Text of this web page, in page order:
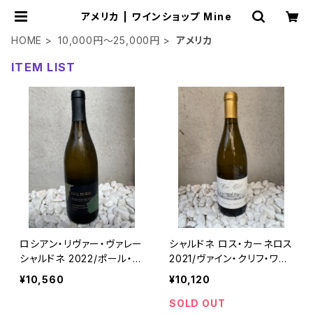
アメリカ | ワインショップ Mine
HOME
10,000円～25,000円 アメリカ
ITEM LIST
ロシアン・リヴァー・ヴァレー
シャルドネ 2022/ポール・ホ
ブス・ワイナリー
¥10,560
シャルドネ ロス・カーネロス
2021/ヴァイン・クリフ・ワイ
ナリー
¥10,120
SOLD OUT